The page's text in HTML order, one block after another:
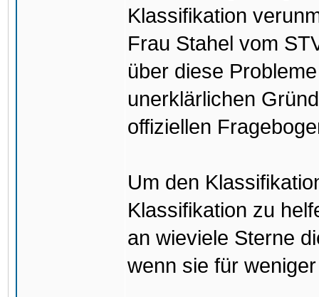
Klassifikation
Frau Stahel vom
über diese
unerklärlichen
offiziellen
Um den
Klassifikation zu
an wieviele Sterne
wenn sie für